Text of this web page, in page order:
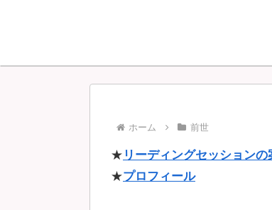
ホーム 前世
★ リーディングセッションの
★プロフィール